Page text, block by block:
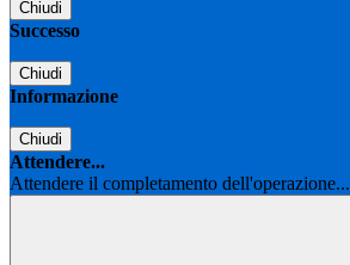
Chiudi
Successo
Chiudi
Informazione
Chiudi
Attendere...
Attendere il completamento dell'operazione...